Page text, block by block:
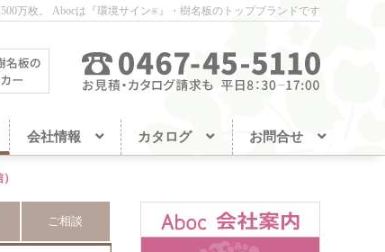
万枚。 Abocは『環境サイン® 』・樹名板のトップブランドです
会社情報 カタログ お問合せ
ご相談